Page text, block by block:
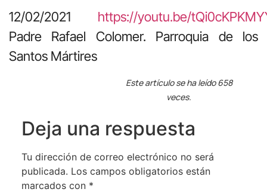
12/02/2021 https://youtu.be/
Padre Rafael Colomer. Parroquia de los
Santos Mártires
Este artículo se ha leído 658
veces.
Deja una respuesta
Tu dirección de correo electrónico no será
publicada. Los campos obligatorios están
marcados con *